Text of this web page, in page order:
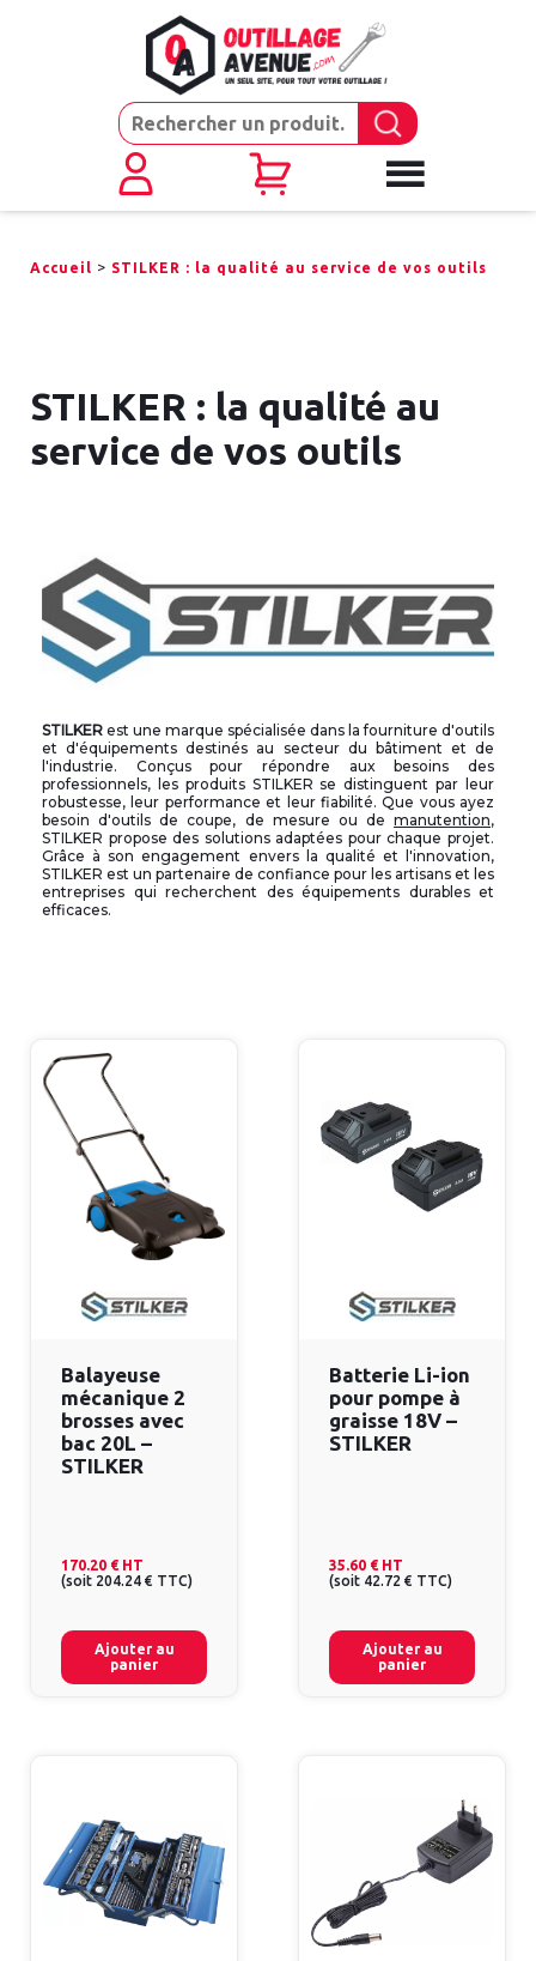
Accueil > STILKER : la qualité au service de vos outils
STILKER : la qualité au
service de vos outils
STILKER est une marque spécialisée dans la fourniture d'outils
et d'équipements destinés au secteur du bâtiment et de
l'industrie. Conçus pour répondre aux besoins des
professionnels, les produits STILKER se distinguent par leur
robustesse, leur performance et leur fiabilité. Que vous ayez
besoin d'outils de coupe, de mesure ou de manutention,
STILKER propose des solutions adaptées pour chaque projet.
Grâce à son engagement envers la qualité et l'innovation,
STILKER est un partenaire de confiance pour les artisans et les
entreprises qui recherchent des équipements durables et
efficaces.
Balayeuse
mécanique 2
brosses avec
bac 20L –
STILKER
170.20 € HT
(soit 204.24 € TTC)
Ajouter au
panier
Batterie Li-ion
pour pompe à
graisse 18V –
STILKER
35.60 € HT
(soit 42.72 € TTC)
Ajouter au
panier